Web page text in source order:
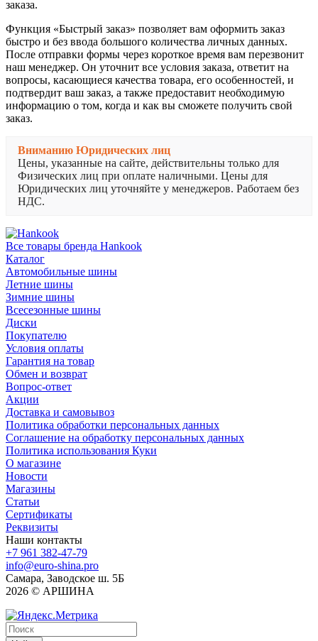
заказа.
Функция «Быстрый заказ» позволяет вам оформить заказ
быстро и без ввода большого количества личных данных.
После отправки формы через короткое время вам перезвонит
наш менеджер. Он уточнит все условия заказа, ответит на
вопросы, касающиеся качества товара, его особенностей, и
подтвердит ваш заказ, а также предоставит необходимую
информацию о том, когда и как вы сможете получить свой
заказ.
Вниманию Юридических лиц
Цены, указанные на сайте, действительны только для
Физических лиц при оплате наличными. Цены для
Юридических лиц уточняйте у менеджеров. Работаем без
НДС.
Все товары бренда Hankook
Каталог
Автомобильные шины
Летние шины
Зимние шины
Всесезонные шины
Диски
Покупателю
Условия оплаты
Гарантия на товар
Обмен и возврат
Вопрос-ответ
Акции
Доставка и самовывоз
Политика обработки персональных данных
Соглашение на обработку персональных данных
Политика использования Куки
О магазине
Новости
Магазины
Статьи
Сертификаты
Реквизиты
Наши контакты
+7 961 382-47-79
info@euro-shina.pro
Самара, Заводское ш. 5Б
2026 © АРШИНА